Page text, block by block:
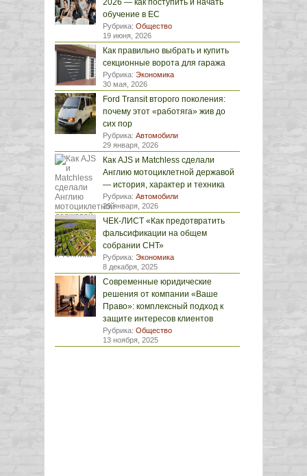
обучение в ЕС
Рубрика: Общество
19 июня, 2026
Как правильно выбрать и купить
секционные ворота для гаража
Рубрика: Экономика
30 мая, 2026
Ford Transit второго поколения:
почему этот «работяга» жив до
сих пор
Рубрика: Автомобили
29 января, 2026
Как AJS и Matchless сделали
Англию мотоциклетной державой
— история, характер и техника
Рубрика: Автомобили
29 января, 2026
ЧЕК-ЛИСТ «Как предотвратить
фальсификации на общем
собрании СНТ»
Рубрика: Экономика
8 декабря, 2025
Современные юридические
решения от компании «Ваше
Право»: комплексный подход к
защите интересов клиентов
Рубрика: Общество
13 ноября, 2025